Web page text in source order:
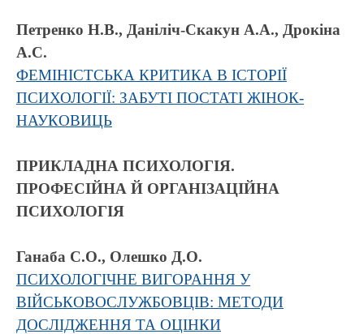
Петренко Н.В., Даніліч-Скакун А.А., Дрокіна
А.С.
ФЕМІНІСТСЬКА КРИТИКА В ІСТОРІЇ
ПСИХОЛОГІЇ: ЗАБУТІ ПОСТАТІ ЖІНОК-
НАУКОВИЦЬ
ПРИКЛАДНА ПСИХОЛОГІЯ.
ПРОФЕСІЙНА Й ОРГАНІЗАЦІЙНА
ПСИХОЛОГІЯ
Ганаба С.О., Олешко Д.О.
ПСИХОЛОГІЧНЕ ВИГОРАННЯ У
ВІЙСЬКОВОСЛУЖБОВЦІВ: МЕТОДИ
ДОСЛІДЖЕННЯ ТА ОЦІНКИ